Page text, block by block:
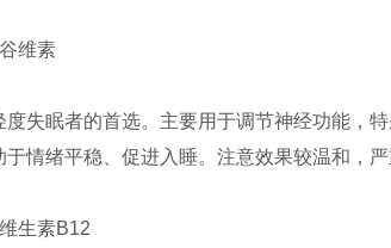
谷维素
度失眠者的首选。主要用于调节神经功能，
于情绪平稳、促进入睡。注意效果较温和，
维生素B12